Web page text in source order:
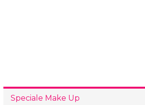
Speciale Make Up